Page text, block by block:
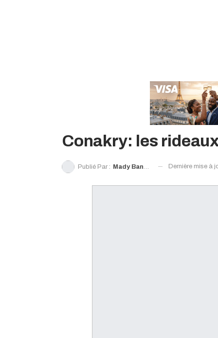
Conakry: les
Publié Par : Mady Bangoura Dernière mise à